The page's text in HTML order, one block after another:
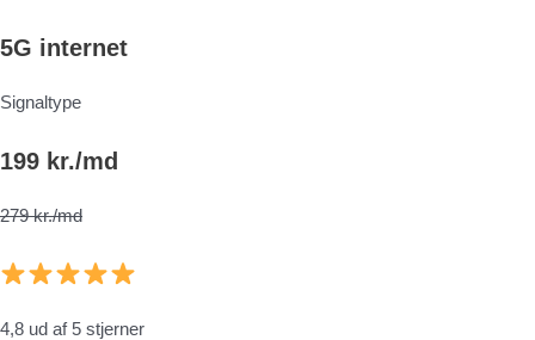
5G internet
Signaltype
199 kr./md
279 kr./md
4,8 ud af 5 stjerner